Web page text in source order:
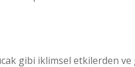
gibi iklimsel etkilerden